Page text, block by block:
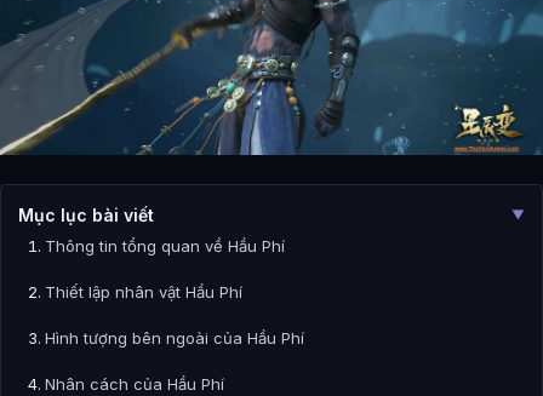
Mục lục bài viết ▼
Thông tin tổng quan về Hầu Phí
Thiết lập nhân vật Hầu Phí
Hình tượng bên ngoài của Hầu Phí
Nhân cách của Hầu Phí